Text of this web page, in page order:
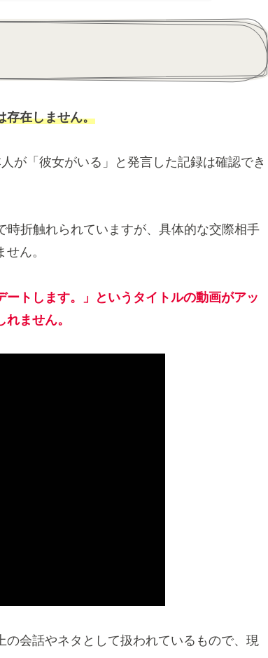
存在しません。
が「彼女がいる」と発言した記録は確認でき
時折触れられていますが、具体的な交際相手
ん。
トします。」というタイトルの動画がアッ
ません。
の会話やネタとして扱われているもので、現